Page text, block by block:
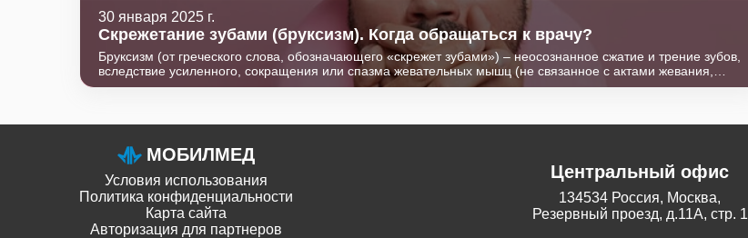
30 января 2025 г.
Скрежетание зубами (бруксизм). Когда обращаться к врачу?
Бруксизм (от греческого слова, обозначающего «скрежет зубами») – неосознанное сжатие и трение зубов,
вследствие усиленного, сокращения или спазма жевательных мышц (не связанное с актами жевания,
глотания, речью). Это состояние чаще возникает во сне и длится от 3 до 15 секунд, иногда отмечается в
МОБИЛМЕД
Условия использования
Политика конфиденциальности
Карта сайта
Авторизация для партнеров
Центральный офис
134534 Россия, Москва,
Резервный проезд, д.11А, стр. 1